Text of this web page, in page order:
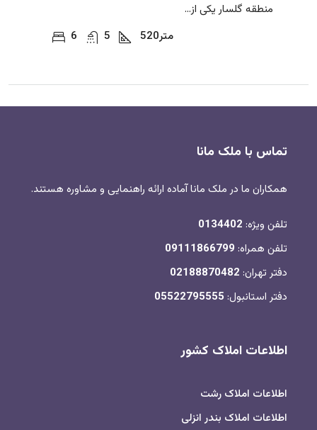
منطقه گلسار یکی از...
6
5 520متر
تماس با ملک مانا
همکاران ما در ملک مانا آماده ارائه راهنمایی و مشاوره هستند.
تلفن ویژه: 0134402
تلفن همراه: 09111866799
دفتر تهران: 02188870482
دفتر استانبول: 05522795555
اطلاعات املاک کشور
اطلاعات املاک رشت
اطلاعات املاک بندر انزلی